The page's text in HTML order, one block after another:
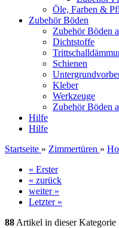
Öle, Farben &
Zubehör Böden
Zubehör Böden
Dichtstoffe
Schienen
Kleber
Werkzeuge
Zubehör Böden
Hilfe
Hilfe
Startseite » Zimmertüren »
« Erster
« zurück
weiter »
Letzter »
88 Artikel in dieser Kategorie